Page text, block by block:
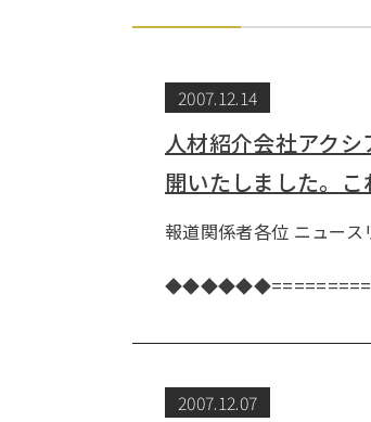
2007.12.14
人材紹介会社アク
開いたしました。こ
報道関係者
株式会社
2007.12.07